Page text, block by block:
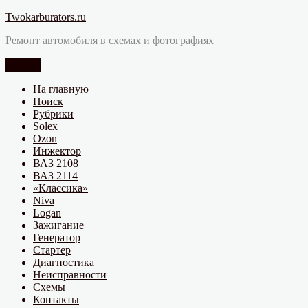
Перейти
содержимому
Twokarburators.ru
Ремонт автомобиля в схемах и фотографиях
На главную
Поиск
Рубрики
Solex
Ozon
Инжектор
ВАЗ 2108
ВАЗ 2114
«Классика»
Niva
Logan
Зажигание
Генератор
Стартер
Диагностика
Неисправности
Схемы
Контакты